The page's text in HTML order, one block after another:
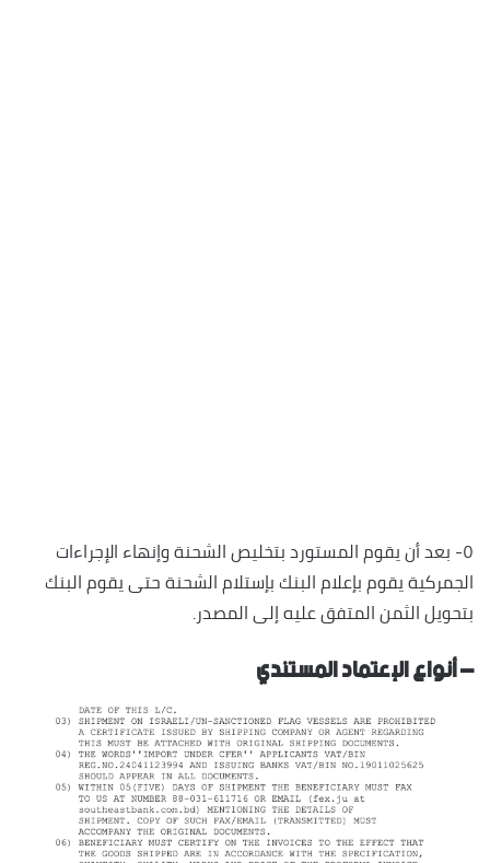
٥- بعد أن يقوم المستورد بتخليص الشحنة وإنهاء الإجراءات
الجمركية يقوم بإعلام البنك بإستلام الشحنة حتى يقوم البنك
بتحويل الثمن المتفق عليه إلى المصدر.
– أنواع الإعتماد المستندي